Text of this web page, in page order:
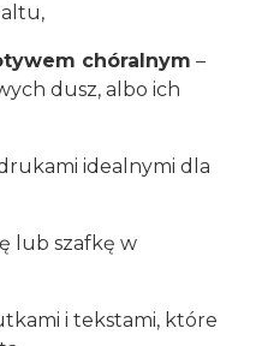
chóralnym –
dusz, albo ich
idealnymi dla
lub szafkę w
i tekstami, które